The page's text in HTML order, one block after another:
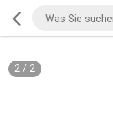
2/ 2